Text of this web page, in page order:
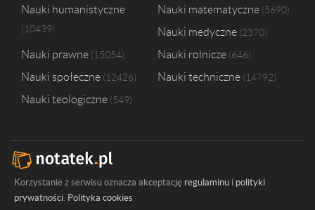
Nauki humanistyczne
10439
Nauki matematyczne 5690
Nauki medyczne 2370
Nauki prawne 15054 Nauki rolnicze 646
Nauki społeczne 12426 Nauki techniczne 14792
Nauki teologiczne 549
Korzystanie z serwisu oznacza akceptację regulaminu i polityki
prywatności. Polityka cookies